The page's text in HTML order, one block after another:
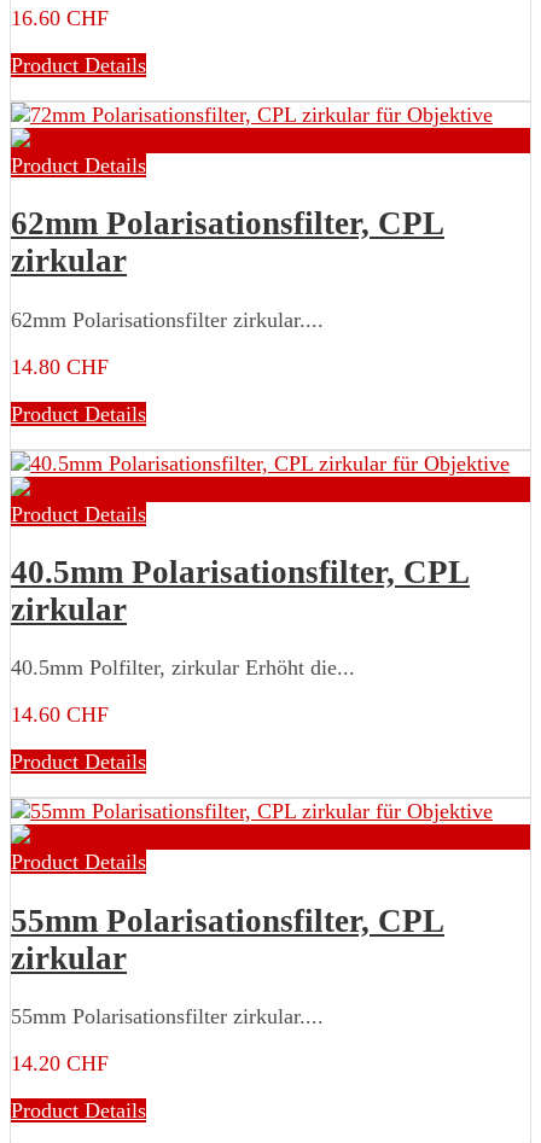
16.60 CHF
Product Details
Product Details
62mm Polarisationsfilter, CPL
zirkular
62mm Polarisationsfilter zirkular....
14.80 CHF
Product Details
Product Details
40.5mm Polarisationsfilter, CPL
zirkular
40.5mm Polfilter, zirkular Erhöht die...
14.60 CHF
Product Details
Product Details
55mm Polarisationsfilter, CPL
zirkular
55mm Polarisationsfilter zirkular....
14.20 CHF
Product Details